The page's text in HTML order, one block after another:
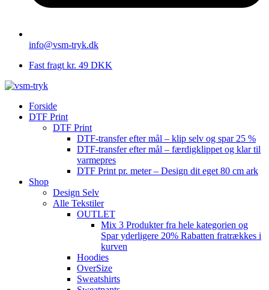
info@vsm-tryk.dk
Fast fragt kr. 49 DKK
Forside
DTF Print
DTF Print
DTF-transfer efter mål – klip selv og spar 25 %
DTF-transfer efter mål – færdigklippet og klar til
varmepres
DTF Print pr. meter – Design dit eget 80 cm ark
Shop
Design Selv
Alle Tekstiler
OUTLET
Mix 3 Produkter fra hele kategorien og
Spar yderligere 20% Rabatten fratrækkes i
kurven
Hoodies
OverSize
Sweatshirts